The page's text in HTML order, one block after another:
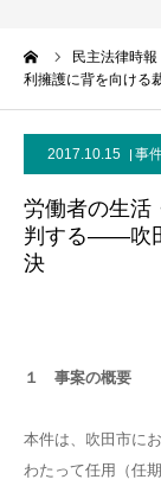
民主法律時報
利擁護に背を向ける
2017.10.15 事
労働者の生活
判する――吹
決
１ 事案の概要
本件は、吹田市に
わたって任用（任